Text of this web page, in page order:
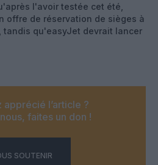
l'avoir testée cet été,
offre de réservation de sièges à
tandis qu'easyJet devrait lancer
apprécié l’article ?
faites un don !
SOUTENIR